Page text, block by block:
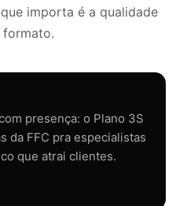
importa é a qualidade
presença: o Plano 3S
da FFC pra especialistas
que atrai clientes.